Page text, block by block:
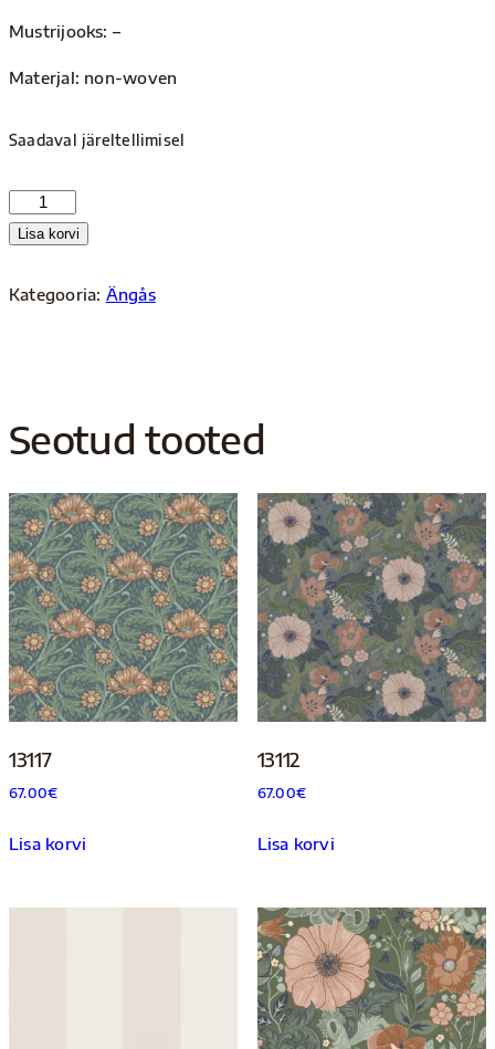
Mustrijooks: –
Materjal: non-woven
Saadaval järeltellimisel
13123
kogus
Lisa korvi
Kategooria: Ängås
Seotud tooted
13117
67.00€
Lisa korvi
13112
67.00€
Lisa korvi